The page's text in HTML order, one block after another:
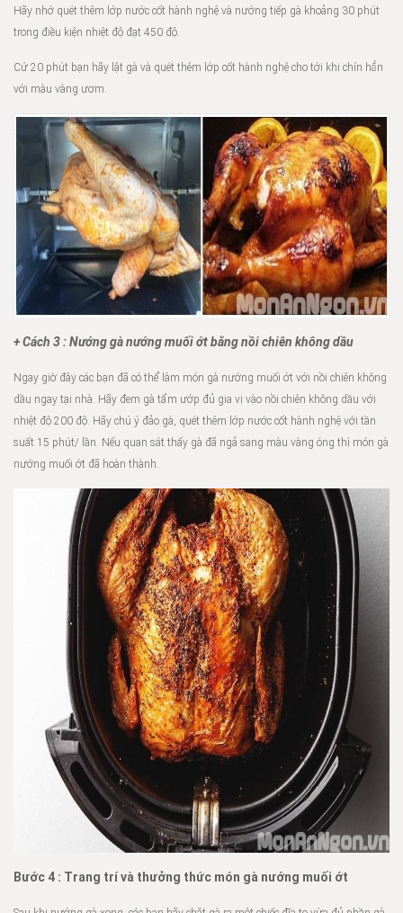
Hãy nhớ quét thêm lớp nước cốt hành nghệ và nướng tiếp gà khoảng 30 phút
trong điều kiện nhiệt độ đạt 450 độ.
Cứ 20 phút bạn hãy lật gà và quét thêm lớp cốt hành nghệ cho tới khi chín hẳn
với màu vàng ươm.
+ Cách 3 : Nướng gà nướng muối ớt bằng nồi chiên không dầu
Ngay giờ đây các bạn đã có thể làm món gà nướng muối ớt với nồi chiên không
dầu ngay tại nhà. Hãy đem gà tẩm ướp đủ gia vị vào nồi chiên không dầu với
nhiệt độ 200 độ. Hãy chú ý đảo gà, quét thêm lớp nước cốt hành nghệ với tần
suất 15 phút/ lần. Nếu quan sát thấy gà đã ngả sang màu vàng óng thì món gà
nướng muối ớt đã hoàn thành.
Bước 4 : Trang trí và thưởng thức món gà nướng muối ớt